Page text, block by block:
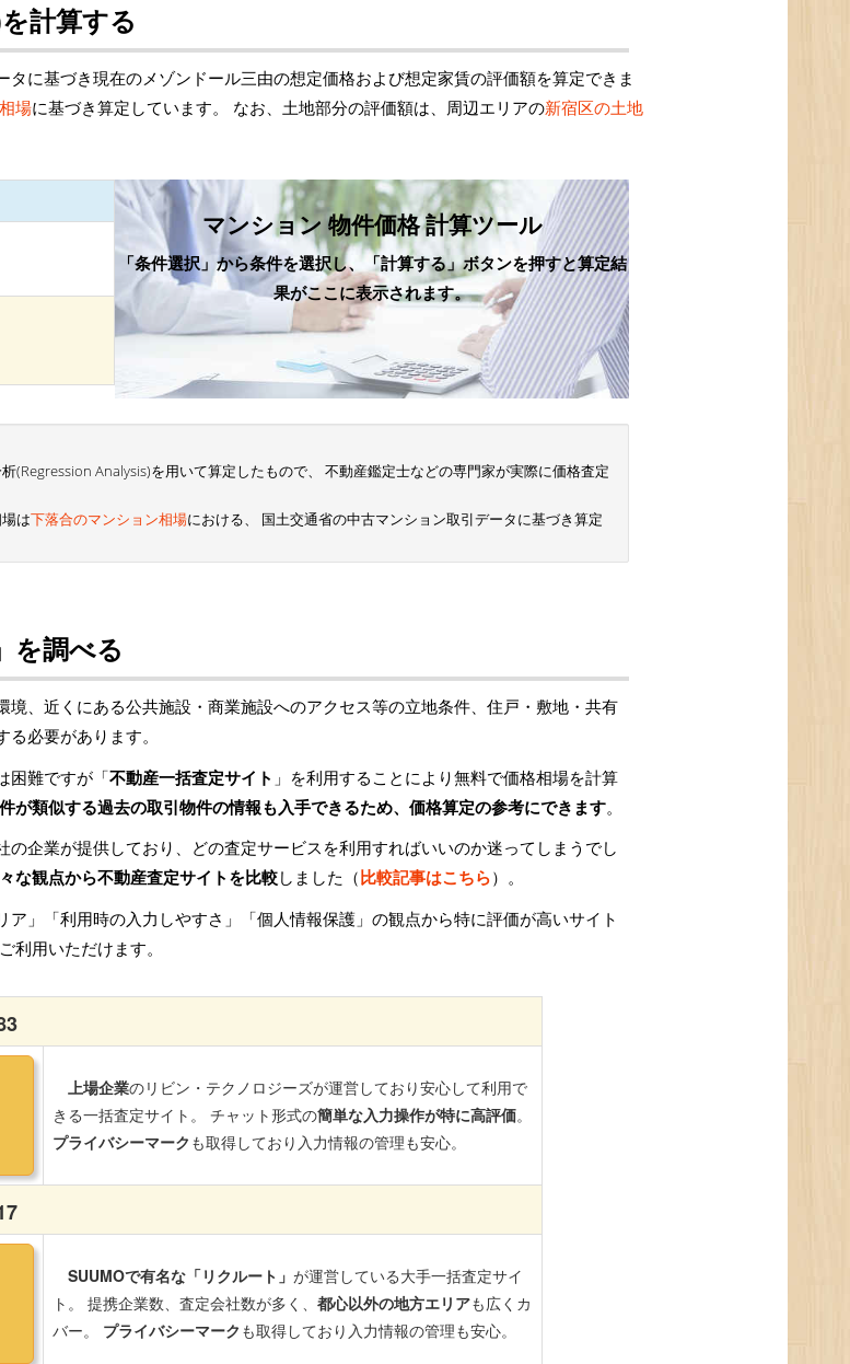
計算する
に基づき現在のメゾンドール三由の想定価格および想定家賃の評価額を算定できま
場に基づき算定しています。 なお、土地部分の評価額は、周辺エリアの新宿区の土地
マンション 物件価格 計算ツール
「条件選択」から条件を選択し、「計算する」ボタンを押すと算定結
果がここに表示されます。
(Regression Analysis)を用いて算定したもので、 不動産鑑定士などの専門家が実際に価格査定
は下落合のマンション相場における、 国土交通省の中古マンション取引データに基づき算定
を調べる
、近くにある公共施設・商業施設へのアクセス等の立地条件、住戸・敷地・共有
必要があります。
困難ですが「不動産一括査定サイト 」を利用することにより無料で価格相場を計算
が類似する過去の取引物件の情報も入手できるため、価格算定の参考にできます。
の企業が提供しており、どの査定サービスを利用すればいいのか迷ってしまうでし
な観点から不動産査定サイトを比較しました（比較記事はこちら）。
」「利用時の入力しやすさ」「個人情報保護」の観点から特に評価が高いサイト
利用いただけます。